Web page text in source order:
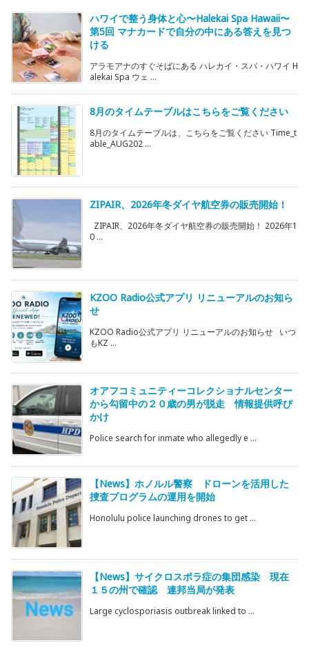
ハワイで整う身体と心〜Halekai Spa Hawaii〜
第5回 マナカードで自分の中にある答えを見つ
ける
アラモアナのすぐそばにある ハレカイ・スパ・ハワイ H
alekai Spa ウェ ...
8月のタイムテーブルはこちらをご覧ください
8月のタイムテーブルは、こちらをご覧ください Time_t
able_AUG202 ...
ZIPAIR、2026年冬ダイヤ航空券の販売開始！
ZIPAIR、2026年冬ダイヤ航空券の販売開始！ 2026年1
0 ...
KZOO Radio公式アプリ リニューアルのお知ら
せ
KZOO Radio公式アプリ リニューアルのお知らせ いつ
もKZ ...
オアフコミュニティーコレクショナルセンター
から勾留中の２０歳の男が脱走 情報提供呼び
かけ
Police search for inmate who allegedly e ...
【News】ホノルル警察 ドローンを活用した
捜査プログラムの運用を開始
Honolulu police launching drones to get ...
【News】サイクロスポラ症の集団感染 現在
１５の州で確認 連邦当局が発表
Large cyclosporiasis outbreak linked to ...